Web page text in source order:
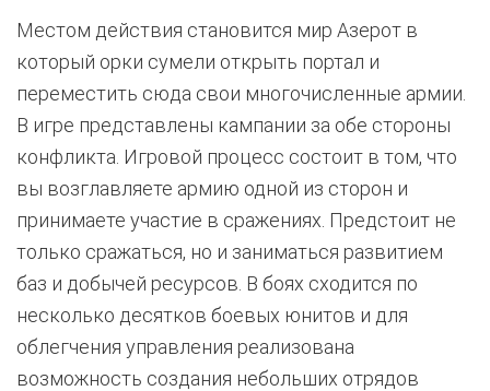
Местом действия становится мир Азерот в
который орки сумели открыть портал и
переместить сюда свои многочисленные армии.
В игре представлены кампании за обе стороны
конфликта. Игровой процесс состоит в том, что
вы возглавляете армию одной из сторон и
принимаете участие в сражениях. Предстоит не
только сражаться, но и заниматься развитием
баз и добычей ресурсов. В боях сходится по
несколько десятков боевых юнитов и для
облегчения управления реализована
возможность создания небольших отрядов